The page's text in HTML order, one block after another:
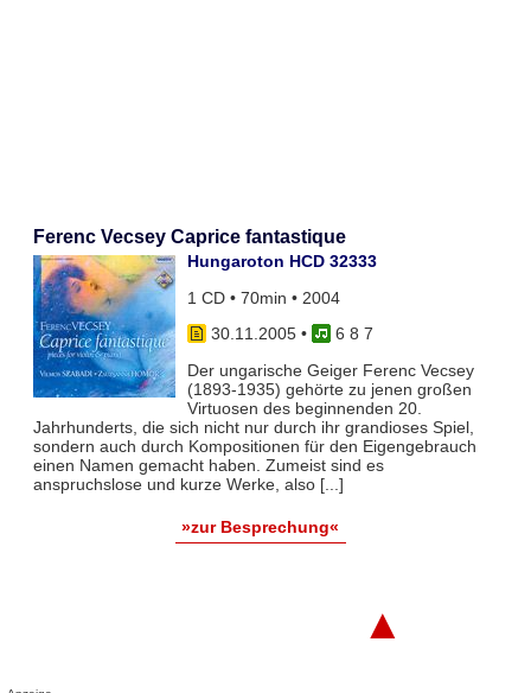
Ferenc Vecsey Caprice fantastique
Hungaroton HCD 32333
1 CD • 70min • 2004
30.11.2005•
6 8 7
Der ungarische Geiger Ferenc Vecsey
(1893-1935) gehörte zu jenen großen
Virtuosen des beginnenden 20.
Jahrhunderts, die sich nicht nur durch ihr grandioses Spiel,
sondern auch durch Kompositionen für den Eigengebrauch
einen Namen gemacht haben. Zumeist sind es
anspruchslose und kurze Werke, also [...]
»zur Besprechung«
▲